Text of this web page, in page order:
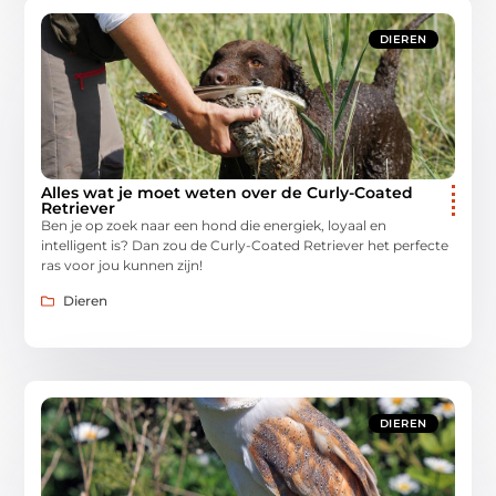
DIEREN
Alles wat je moet weten over de Curly-Coated
Retriever
Ben je op zoek naar een hond die energiek, loyaal en
intelligent is? Dan zou de Curly-Coated Retriever het perfecte
ras voor jou kunnen zijn!
Dieren
DIEREN